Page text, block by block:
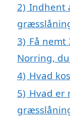
2) Indhent
3) Få
Norring,
4) Hvad
5) Hvad er